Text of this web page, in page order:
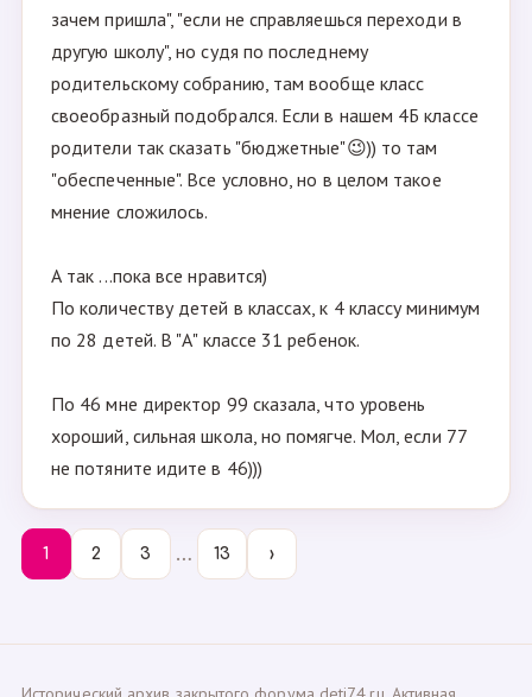
зачем пришла", "если не справляешься переходи в
другую школу", но судя по последнему
родительскому собранию, там вообще класс
своеобразный подобрался. Если в нашем 4Б классе
родители так сказать "бюджетные"😉)) то там
"обеспеченные". Все условно, но в целом такое
мнение сложилось.
А так ...пока все нравится)
По количеству детей в классах, к 4 классу минимум
по 28 детей. В "А" классе 31 ребенок.
По 46 мне директор 99 сказала, что уровень
хороший, сильная школа, но помягче. Мол, если 77
не потяните идите в 46)))
1 2 3 … 13 ›